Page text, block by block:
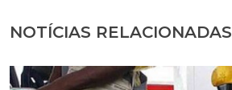
NOTÍCIAS RELACIONADAS